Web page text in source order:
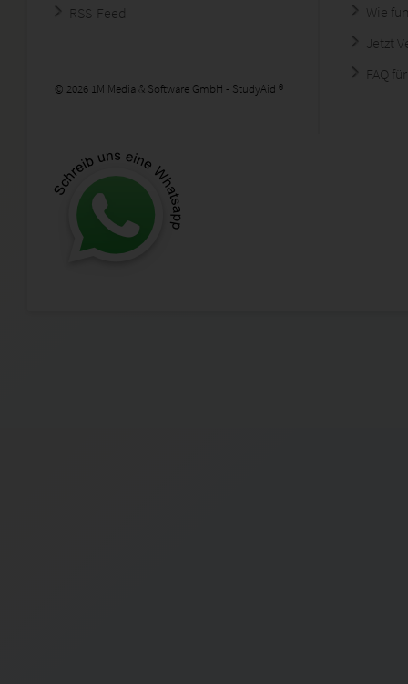
RSS-Feed
© 2026 1M Media & Software GmbH - StudyAid ®
Wie
Jetzt
FAQ